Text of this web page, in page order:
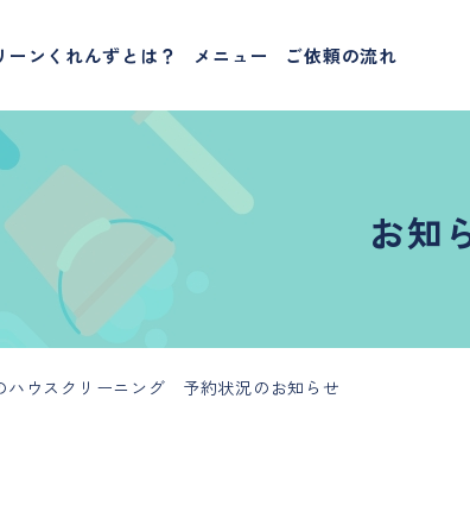
ーンくれんずとは？ メニュー ご依頼の流れ
お知
ハウスクリーニング 予約状況のお知らせ